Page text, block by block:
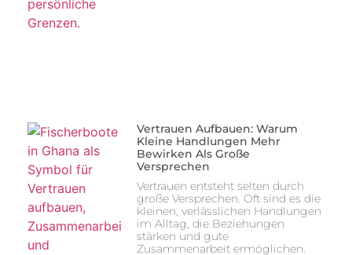
Vertrauen Aufbauen: Warum
Kleine Handlungen Mehr
Bewirken Als Große
Versprechen
Vertrauen entsteht selten durch
große Versprechen. Oft sind es die
kleinen, verlässlichen Handlungen
im Alltag, die Beziehungen
stärken und gute
Zusammenarbeit ermöglichen.